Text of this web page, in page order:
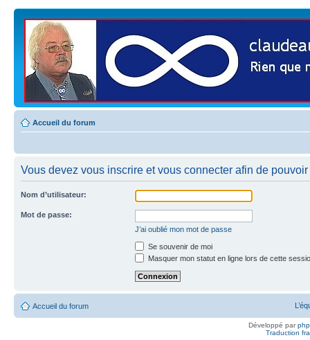
Accueil du forum
Vous devez vous inscrire et vous connecter afin de
Nom d’utilisateur:
Mot de passe:
J’ai oublié mon mot de passe
Se souvenir de moi
Masquer mon statut en ligne lors de cette
Accueil du forum
Développé par
Traduction